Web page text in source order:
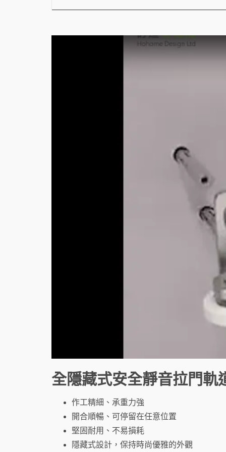
全隱藏式安全靜音拉門軌
作工精細、承重力強
開合順暢、可停留在任意位置
堅固耐用、不易損耗
隱藏式設計，保持時尚優雅的外觀